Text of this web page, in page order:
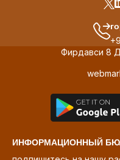
Фирдавси 8
ИНФОРМАЦИОННЫЙ